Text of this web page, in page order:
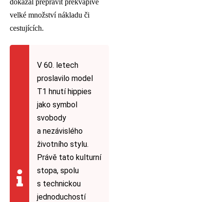
velké množství nákladu či
cestujících.
V 60. letech
proslavilo model
T1 hnutí hippies
jako symbol
svobody
a nezávislého
životního stylu.
Právě tato kulturní
stopa, spolu
s technickou
jednoduchostí